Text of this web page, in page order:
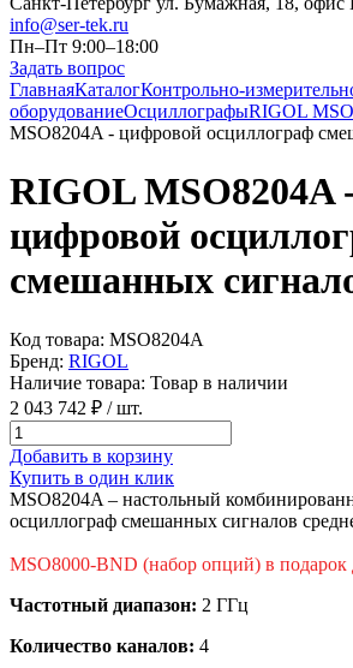
info@ser-tek.ru
Пн–Пт 9:00–18:00
Задать вопрос
ГлавнаяКаталогКонтрольно-
оборудованиеОсциллографыRIGOL
MSO8204A - цифровой осциллограф
RIGOL MSO8204A
цифровой
смешанных
Код товара: MSO8204A
Бренд: RIGOL
Наличие товара: Товар в наличии
2 043 742 ₽ / шт.
Добавить в корзину
Купить в один клик
MSO8204A – настольный
осциллограф смешанных сигналов
MSO8000-BND (набор опций) в подарок
Частотный диапазон: 2 ГГц
Количество каналов: 4